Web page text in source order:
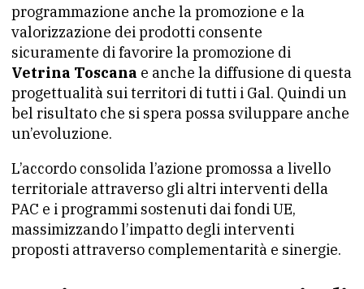
programmazione anche la promozione e la
valorizzazione dei prodotti consente
sicuramente di favorire la promozione di
Vetrina Toscana e anche la diffusione di questa
progettualità sui territori di tutti i Gal. Quindi un
bel risultato che si spera possa sviluppare anche
un’evoluzione.
L’accordo consolida l’azione promossa a livello
territoriale attraverso gli altri interventi della
PAC e i programmi sostenuti dai fondi UE,
massimizzando l’impatto degli interventi
proposti attraverso complementarità e sinergie.